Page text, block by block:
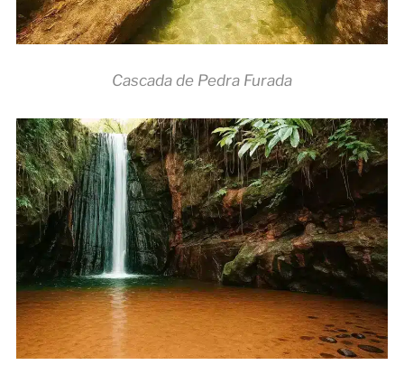
Cascada de Pedra Furada